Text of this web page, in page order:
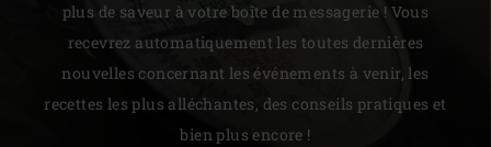
plus de saveur à votre boîte de messagerie ! Vous
recevrez automatiquement les toutes dernières
nouvelles concernant les événements à venir, les
recettes les plus alléchantes, des conseils pratiques et
bien plus encore !